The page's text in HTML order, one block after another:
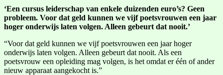
‘Een cursus leiderschap van enkele duizenden euro’s? Geen
probleem. Voor dat geld kunnen we vijf poetsvrouwen een jaar
hoger onderwijs laten volgen. Alleen gebeurt dat nooit.’
“Voor dat geld kunnen we vijf poetsvrouwen een jaar hoger
onderwijs laten volgen. Alleen gebeurt dat nooit. Als een
poetsvrouw een opleiding mag volgen, is het omdat er één of ander
nieuw apparaat aangekocht is.”